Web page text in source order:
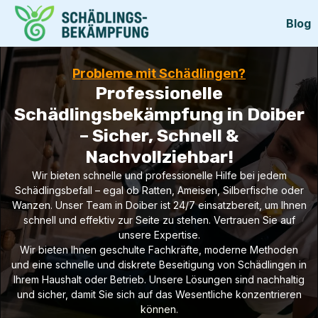
Blog
Probleme mit Schädlingen?
Professionelle
Schädlingsbekämpfung in Doiber
– Sicher, Schnell &
Nachvollziehbar!
Wir bieten schnelle und professionelle Hilfe bei jedem
Schädlingsbefall – egal ob Ratten, Ameisen, Silberfische oder
Wanzen. Unser Team in Doiber ist 24/7 einsatzbereit, um Ihnen
schnell und effektiv zur Seite zu stehen. Vertrauen Sie auf
unsere Expertise.
Wir bieten Ihnen geschulte Fachkräfte, moderne Methoden
und eine schnelle und diskrete Beseitigung von Schädlingen in
Ihrem Haushalt oder Betrieb. Unsere Lösungen sind nachhaltig
und sicher, damit Sie sich auf das Wesentliche konzentrieren
können.